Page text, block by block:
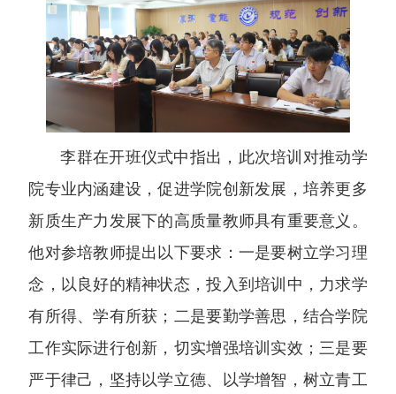
李群在开班仪式中指出，此次培训对推动学
院专业内涵建设，促进学院创新发展，培养更多
新质生产力发展下的高质量教师具有重要意义。
他对参培教师提出以下要求：一是要树立学习理
念，以良好的精神状态，投入到培训中，力求学
有所得、学有所获；二是要勤学善思，结合学院
工作实际进行创新，切实增强培训实效；三是要
严于律己，坚持以学立德、以学增智，树立青工